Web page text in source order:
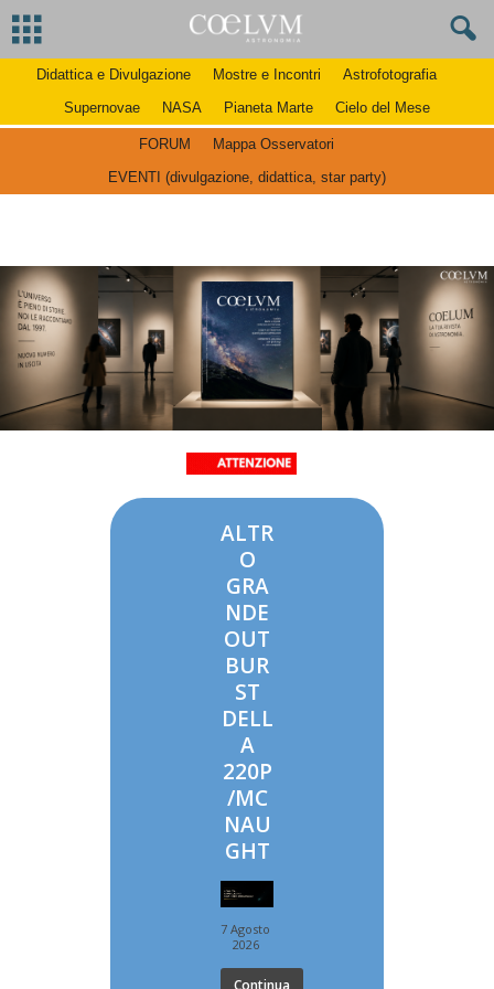
Didattica e Divulgazione Mostre e Incontri
Astrofotografia
Supernovae
NASA Pianeta Marte Cielo del Mese
FORUM
Mappa Osservatori
EVENTI (divulgazione, didattica, star party)
ALTR
O
GRA
NDE
OUT
BUR
ST
DELL
A
220P
/MC
NAU
GHT
7 Agosto
2026
Continua